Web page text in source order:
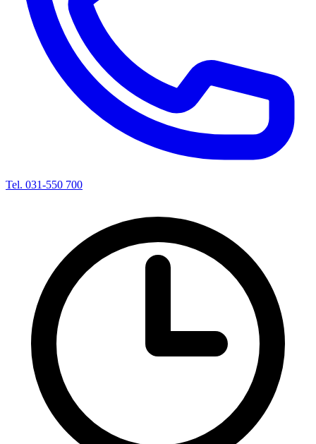
Tel. 031-550 700